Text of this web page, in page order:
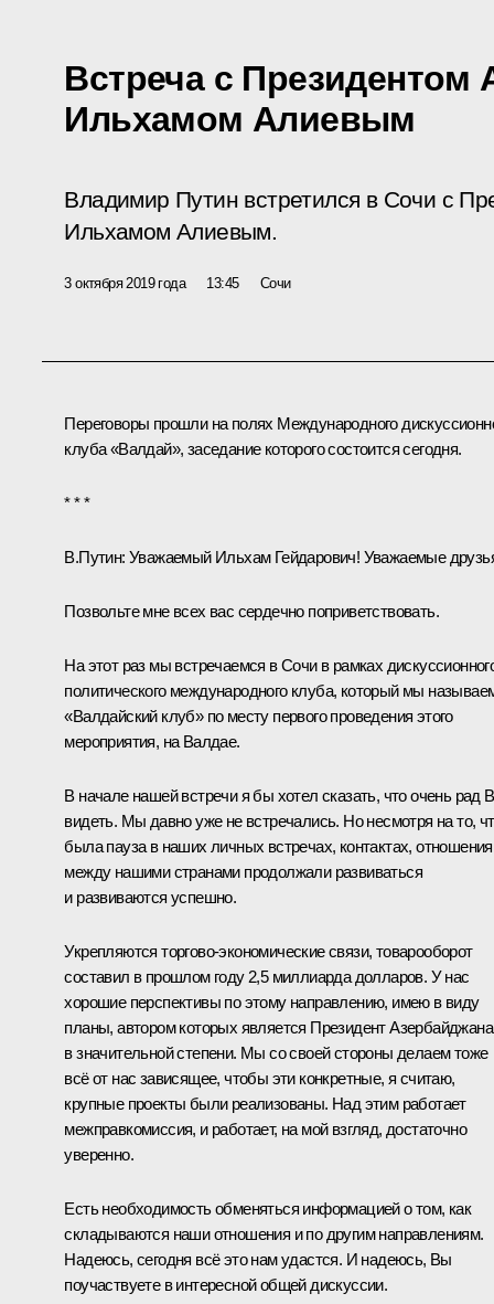
Встреча с Президентом
Ильхамом Алиевым
Владимир Путин встретился в Сочи с
Ильхамом Алиевым.
3 октября 2019 года 13:45 Сочи
Переговоры прошли на полях Международного
клуба «Валдай», заседание которого состоится сегодня.
* * *
В.Путин: Уважаемый Ильхам Гейдарович! Уважаемые
Позвольте мне всех вас сердечно поприветствовать.
На этот раз мы встречаемся в Сочи в рамках
политического международного клуба, который мы
«Валдайский клуб» по месту первого проведения этого
мероприятия, на Валдае.
В начале нашей встречи я бы хотел сказать, что очень рад
видеть. Мы давно уже не встречались. Но несмотря на то,
была пауза в наших личных встречах, контактах, отношения
между нашими странами продолжали развиваться
и развиваются успешно.
Укрепляются торгово-экономические связи, товарооборот
составил в прошлом году 2,5 миллиарда долларов. У нас
хорошие перспективы по этому направлению, имею в виду
планы, автором которых является Президент Азербайджана
в значительной степени. Мы со своей стороны делаем тоже
всё от нас зависящее, чтобы эти конкретные, я считаю,
крупные проекты были реализованы. Над этим работает
межправкомиссия, и работает, на мой взгляд, достаточно
уверенно.
Есть необходимость обменяться информацией о том, как
складываются наши отношения и по другим направлениям.
Надеюсь, сегодня всё это нам удастся. И надеюсь, Вы
поучаствуете в интересной общей дискуссии.